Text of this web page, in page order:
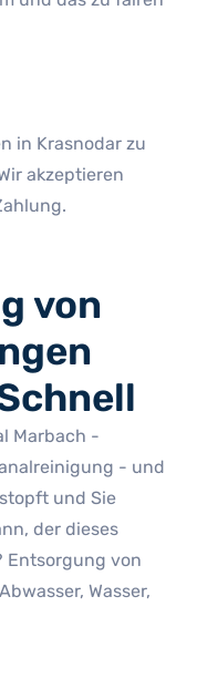
in Krasnodar zu
akzeptieren
von
Marbach -
- und
und Sie
der dieses
Entsorgung von
Wasser,